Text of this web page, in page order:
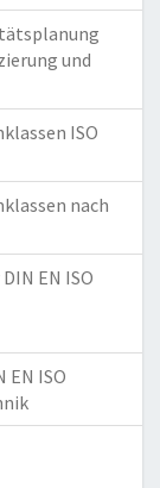
und
ISO
nach
EN ISO
EN ISO